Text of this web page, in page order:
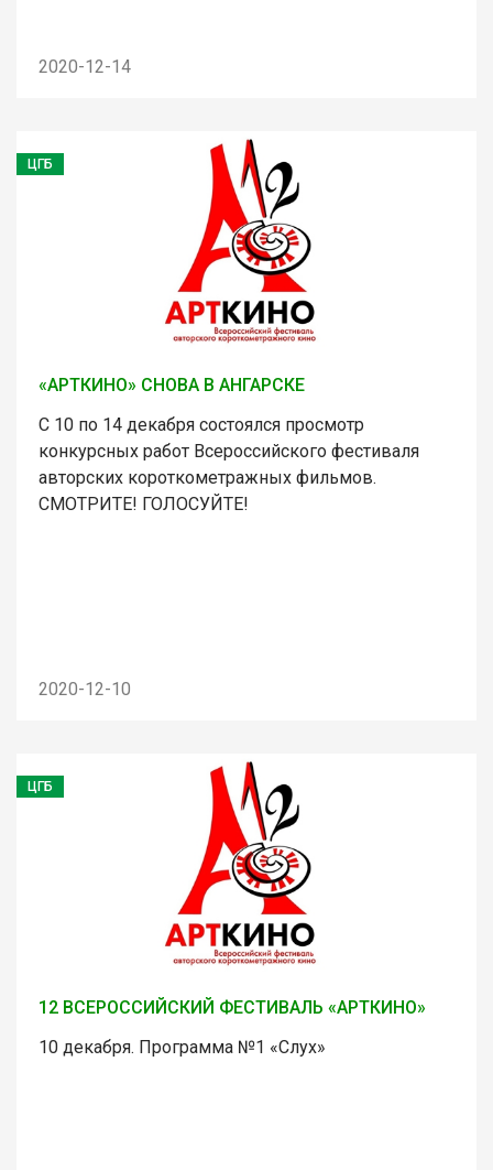
2020-12-14
ЦГБ
«АРТКИНО» СНОВА В АНГАРСКЕ
С 10 по 14 декабря состоялся просмотр
конкурсных работ Всероссийского фестиваля
авторских короткометражных фильмов.
СМОТРИТЕ! ГОЛОСУЙТЕ!
2020-12-10
ЦГБ
12 ВСЕРОССИЙСКИЙ ФЕСТИВАЛЬ «АРТКИНО»
10 декабря. Программа №1 «Слух»